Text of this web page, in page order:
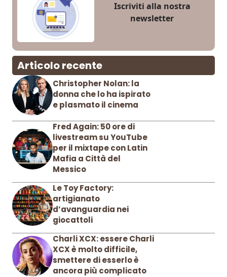
Iscriviti alla nostra
newsletter
Articolo recente
Christopher Nolan: la
donna che lo ha ispirato
e plasmato il cinema
Fred Again: 50 ore di
livestream su YouTube
per il mixtape con Latin
Mafia a Città del
Messico
Le Toy Factory:
artigianato
d’avanguardia nei
giocattoli
Charli XCX: essere Charli
XCX è molto difficile,
smettere di esserlo è
ancora più complicato